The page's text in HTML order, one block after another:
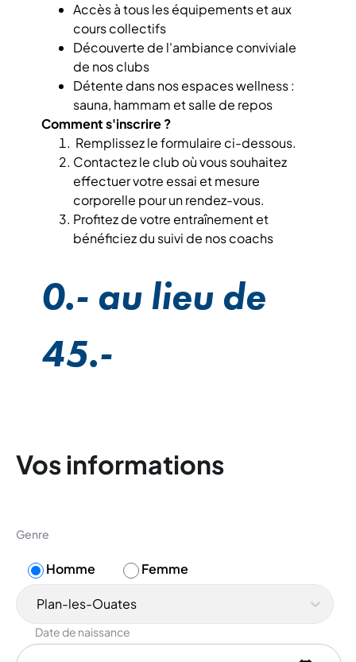
Accès à tous les équipements et aux
cours collectifs
Découverte de l'ambiance conviviale
de nos clubs
Détente dans nos espaces wellness :
sauna, hammam et salle de repos
Comment s'inscrire ?
Remplissez le formulaire ci-dessous.
Contactez le club où vous souhaitez
effectuer votre essai et mesure
corporelle pour un rendez-vous.
Profitez de votre entraînement et
bénéficiez du suivi de nos coachs
0.- au lieu de
45.-
Vos informations
Genre
Homme Femme
Plan-les-Ouates
Date de naissance